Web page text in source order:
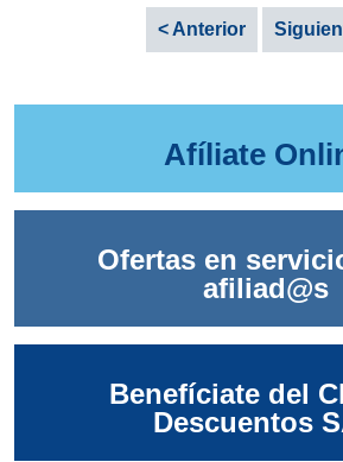
< Anterior
Afíliate
Ofertas en
afiliad@s
Benefíciate del
Descuentos